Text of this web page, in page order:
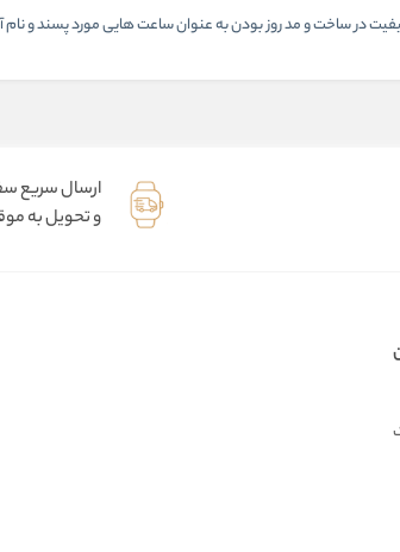
در ساخت و مد روز بودن به عنوان ساعت هایی مورد پسند و نام
ارسال سریع
و تحویل به